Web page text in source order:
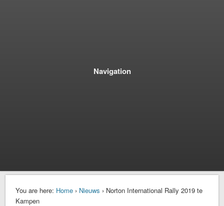
Navigation
You are here: Home › Nieuws › Norton International Rally 2019 te
Kampen